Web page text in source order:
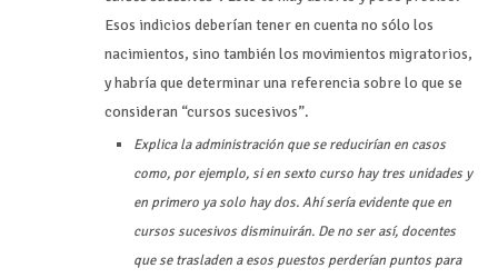
Esos indicios deberían tener en cuenta no sólo los
nacimientos, sino también los movimientos migratorios,
y habría que determinar una referencia sobre lo que se
consideran “cursos sucesivos”.
Explica la administración que se reducirían en casos
como, por ejemplo, si en sexto curso hay tres unidades y
en primero ya solo hay dos. Ahí sería evidente que en
cursos sucesivos disminuirán. De no ser así, docentes
que se trasladen a esos puestos perderían puntos para